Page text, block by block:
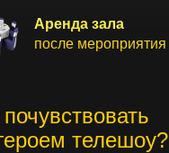
Аренда зала
после мероприятия
телешоу?